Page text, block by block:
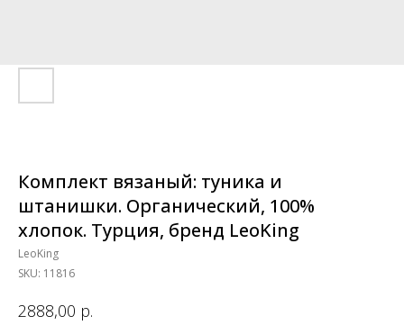
Комплект вязаный: туника и
штанишки. Органический, 100%
хлопок. Турция, бренд LeoKing
LeoKing
SKU: 11816
2888,00 р.